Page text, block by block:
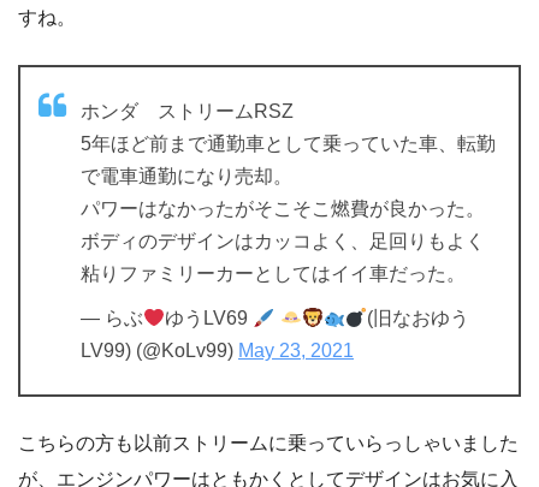
すね。
ホンダ ストリームRSZ
5年ほど前まで通勤車として乗っていた車、転勤
で電車通勤になり売却。
パワーはなかったがそこそこ燃費が良かった。
ボディのデザインはカッコよく、足回りもよく
粘りファミリーカーとしてはイイ車だった。
— らぶ ゆうLV69
(旧なおゆう
LV99) (@KoLv99) May 23, 2021
こちらの方も以前ストリームに乗っていらっしゃいました
が、エンジンパワーはともかくとしてデザインはお気に入